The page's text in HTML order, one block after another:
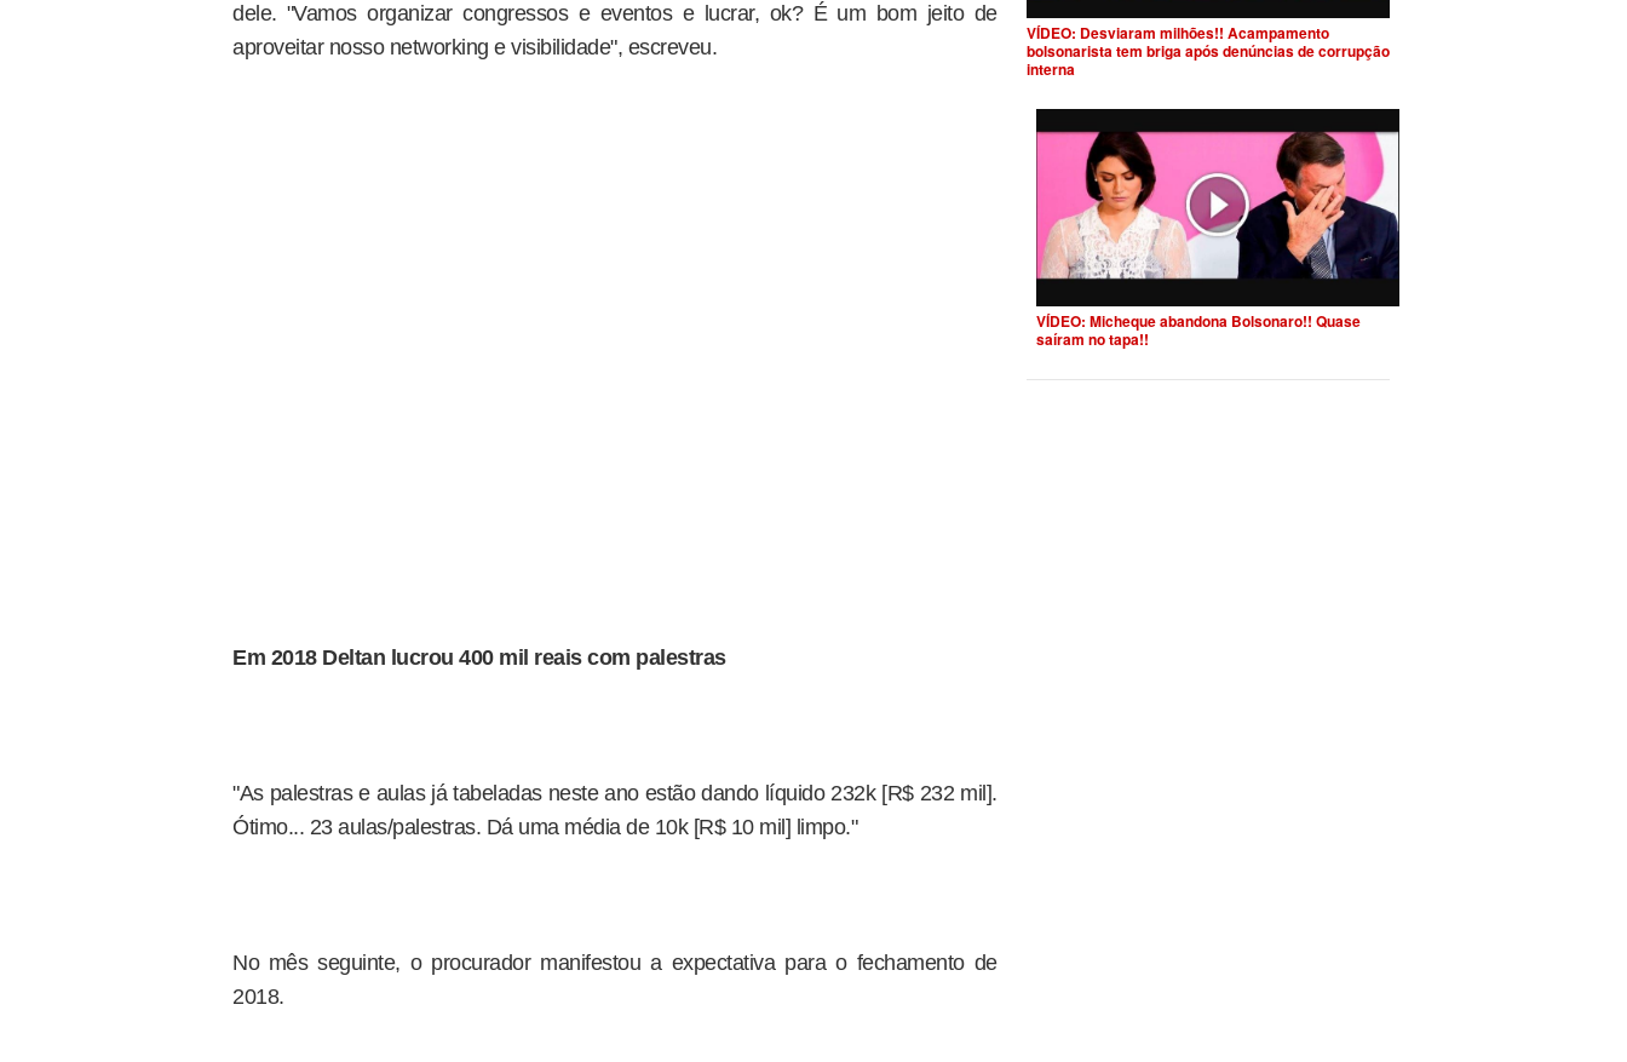
dele. "Vamos organizar congressos e eventos e lucrar, ok? É um bom jeito de
aproveitar nosso networking e visibilidade", escreveu.
Em 2018 Deltan lucrou 400 mil reais com palestras
"As palestras e aulas já tabeladas neste ano estão dando líquido 232k [R$ 232 mil].
Ótimo... 23 aulas/palestras. Dá uma média de 10k [R$ 10 mil] limpo."
No mês seguinte, o procurador manifestou a expectativa para o fechamento de
2018.
VÍDEO: Desviaram milhões!! Acampamento
bolsonarista tem briga após denúncias de corrupção
interna
VÍDEO: Micheque abandona Bolsonaro!! Quase
saíram no tapa!!